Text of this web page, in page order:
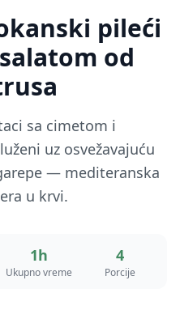
pileći
od
sa cimetom i
uz osvežavajuću
— mediteranska
u krvi.
1h
Ukupno vreme
4
Porcije